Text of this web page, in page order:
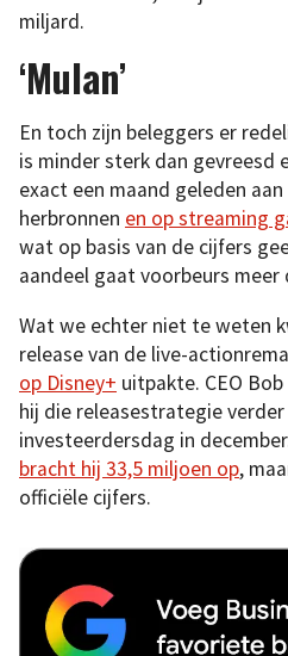
miljard.
‘Mulan’
En toch zijn beleggers er
is minder sterk dan gevreesd
exact een maand geleden
herbronnen en op streaming
wat op basis van de cijfers
aandeel gaat voorbeurs meer
Wat we echter niet te weten
release van de live-
op Disney+ uitpakte. CEO
hij die releasestrategie
investeerdersdag in
bracht hij 33,5 miljoen op,
officiële cijfers.